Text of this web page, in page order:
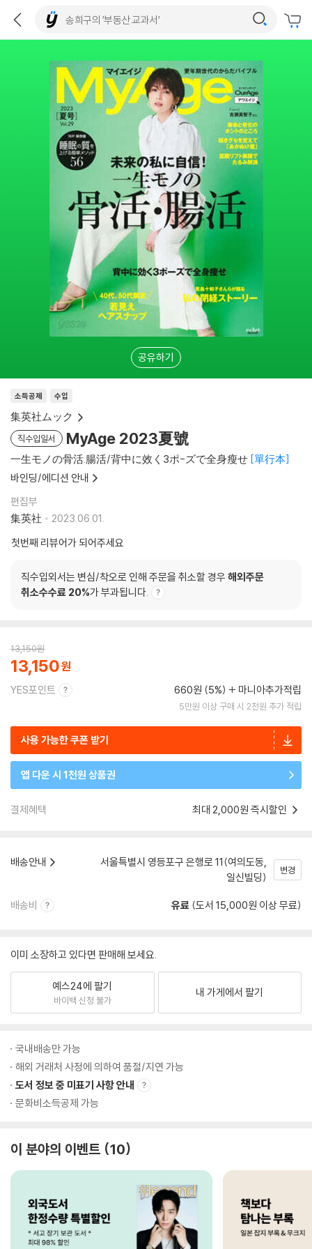
공유하기
소득공제 수입
集英社ムック
직수입일서 MyAge 2023夏號
一生モノの骨活.腸活/背中に效く3ポ-ズで全身瘦せ 單行本
바인딩/에디션 안내
편집부
集英社
2023.06.01.
첫번째 리뷰어가 되어주세요
직수입외서는 변심/착오로 인해 주문을 취소할 경우 해외주문
취소수수료 20%가 부과됩니다.
13,150원
13,150
YES포인트 660원 (5%) 마니아추가적립
5만원 이상 구매 시 2천원 추가 적립
사용 가능한 쿠폰 받기
앱 다운 시 1천원 상품권
결제혜택 최대 2,000원 즉시할인
배송안내
서울특별시 영등포구 은행로 11(여의도동,
일신빌딩)
변경
배송비 유료 (도서 15,000원 이상 무료)
이미 소장하고 있다면 판매해 보세요.
예스24에 팔기
바이백 신청 불가
내 가게에서 팔기
국내배송만 가능
해외 거래처 사정에 의하여 품절/지연 가능
도서 정보 중 미표기 사항 안내
문화비소득공제 가능
이 분야의 이벤트 10